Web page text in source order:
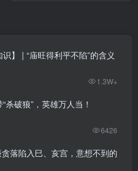
识】 | “庙旺得利平不陷”的含义
1.3W+
杀破狼”，英雄万人当！
6426
落陷入巳、亥宫，意想不到的